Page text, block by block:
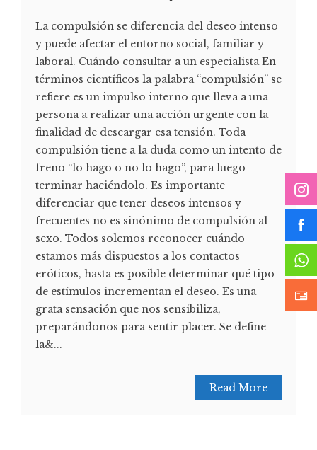
La compulsión se diferencia del deseo intenso
y puede afectar el entorno social, familiar y
laboral. Cuándo consultar a un especialista En
términos científicos la palabra “compulsión” se
refiere es un impulso interno que lleva a una
persona a realizar una acción urgente con la
finalidad de descargar esa tensión. Toda
compulsión tiene a la duda como un intento de
freno “lo hago o no lo hago”, para luego
terminar haciéndolo. Es importante
diferenciar que tener deseos intensos y
frecuentes no es sinónimo de compulsión al
sexo. Todos solemos reconocer cuándo
estamos más dispuestos a los contactos
eróticos, hasta es posible determinar qué tipo
de estímulos incrementan el deseo. Es una
grata sensación que nos sensibiliza,
preparándonos para sentir placer. Se define
la&...
Read More